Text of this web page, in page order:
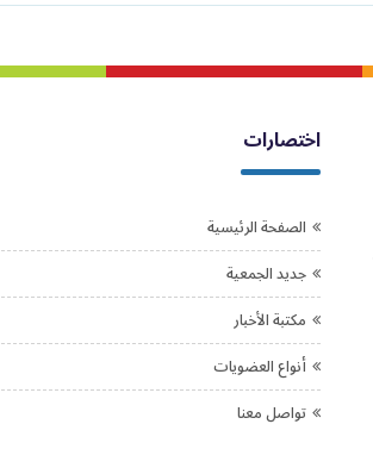
اختصارات
الصفحة الرئيسية
جديد الجمعية
مكتبة الأخبار
أنواع العضويات
تواصل معنا